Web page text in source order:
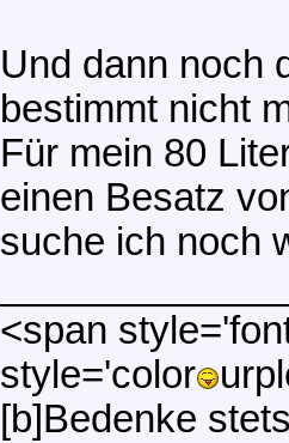
Und dann noch
bestimmt nicht
Für mein 80
einen Besatz
suche ich noch
<span
style='color
[b]Bedenke